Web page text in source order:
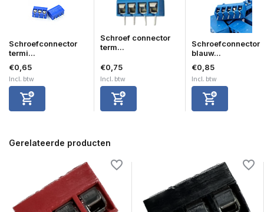
Schroefconnector
termi...
€0,65
Incl. btw
Schroef connector
term...
€0,75
Incl. btw
Schroefconnector
blauw...
€0,85
Incl. btw
Gerelateerde producten